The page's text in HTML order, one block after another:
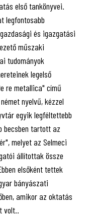
első tankönyvei.
legfontosabb
és igazgatási
műszaki
tudományok
legelső
re metallica" című
nyelvű, kézzel
egyik legféltettebb
becsben tartott az
melyet az Selmeci
állítottak össze
elsőként tettek
bányászati
amikor az oktatás
volt..